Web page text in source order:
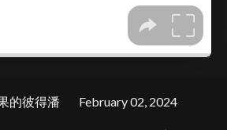
的彼得潘 February 02, 2024